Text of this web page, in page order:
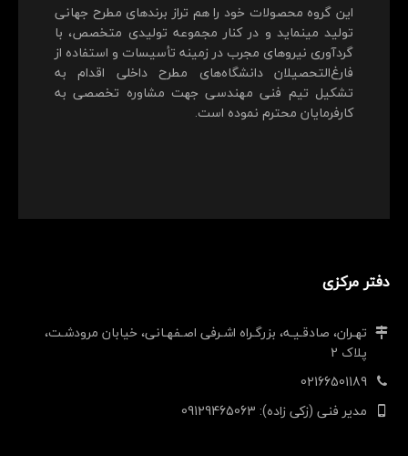
این گروه محصولات خود را هم تراز برندهای مطرح جهانی
تولید می‎نماید و در کنار مجموعه تولیدی متخصص، با
گردآوری نیروهای مجرب در زمینه تأسیسات و استفاده از
فارغ‌التحصیلان دانشگاه‌های مطرح داخلی اقدام به
تشکیل تیم فنی مهندسی جهت مشاوره تخصصی به
کارفرمایان محترم نموده است.
دفتر مرکزی
تهـران، صادقـیـه، بزرگـراه اشـرفی اصـفهـانی، خیابان مرودشـت،
پلاک 2
02166501189
مدیر فنی (زکی زاده): 09129465063